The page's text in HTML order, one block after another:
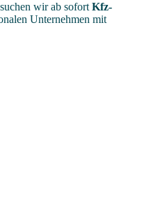
wir ab sofort Kfz-
Unternehmen mit